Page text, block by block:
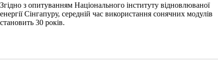
Згідно з опитуванням Національного інституту відновлюваної
енергії Сінгапуру, середній час використання сонячних модулів
становить 30 років.